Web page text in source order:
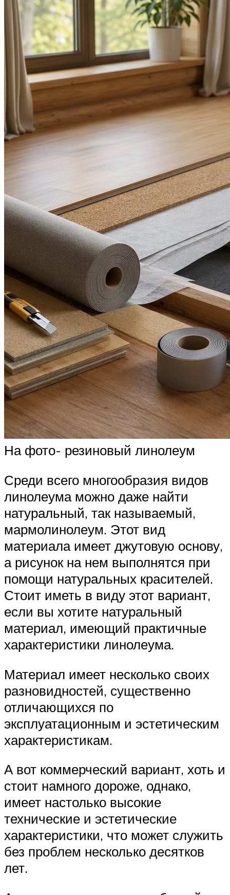
На фото- резиновый линолеум
Среди всего многообразия видов
линолеума можно даже найти
натуральный, так называемый,
мармолинолеум. Этот вид
материала имеет джутовую основу,
а рисунок на нем выполнятся при
помощи натуральных красителей.
Стоит иметь в виду этот вариант,
если вы хотите натуральный
материал, имеющий практичные
характеристики линолеума.
Материал имеет несколько своих
разновидностей, существенно
отличающихся по
эксплуатационным и эстетическим
характеристикам.
А вот коммерческий вариант, хоть и
стоит намного дороже, однако,
имеет настолько высокие
технические и эстетические
характеристики, что может служить
без проблем несколько десятков
лет.